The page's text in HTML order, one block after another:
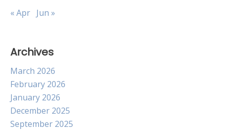
« Apr Jun »
Archives
March 2026
February 2026
January 2026
December 2025
September 2025